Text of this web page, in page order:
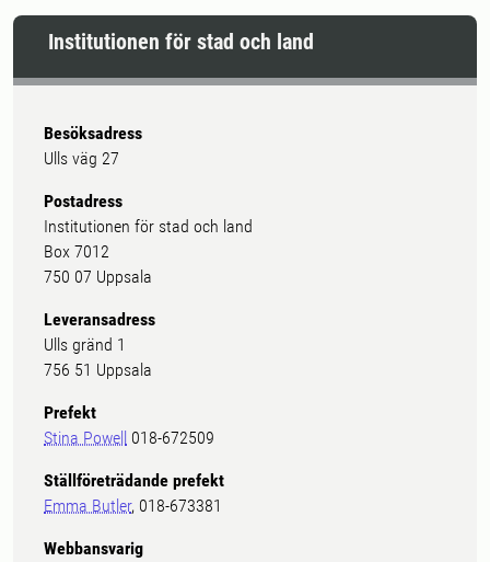
Institutionen för stad och land
Besöksadress
Ulls väg 27
Postadress
Institutionen för stad och land
Box 7012
750 07 Uppsala
Leveransadress
Ulls gränd 1
756 51 Uppsala
Prefekt
Stina Powell 018-672509
Ställföreträdande prefekt
Emma Butler, 018-673381
Webbansvarig